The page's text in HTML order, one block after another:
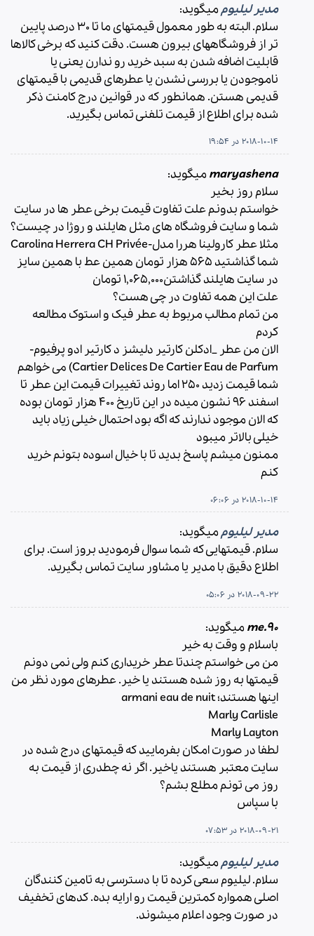
مدیر لیلیوممیگوید:
سلام. البته به طور معمول قیمتهای ما تا ۳۰ درصد پایین
تر از فروشگاههای بیرون هست. دقت کنید که برخی کالاها
قابلیت اضافه شدن به سبد خرید رو ندارن یعنی یا
ناموجودن یا بررسی نشدن یا عطرهای قدیمی با قیمتهای
قدیمی هستن. همانطور که در قوانین درج کامنت ذکر
شده برای اطلاع از قیمت تلفنی تماس بگیرید.
2018-10-14 در 19:54
maryashena میگوید:
سلام روز بخیر
خواستم بدونم علت تفاوت قیمت برخی عطر ها در سایت
شما و سایت فروشگاه های مثل هایلند و روژا در چیست؟
مثلا عطر کارولینا هررا مدل-Carolina Herrera CH Privée
شما گذاشتید 565 هزار تومان همین عط با همین سایز
در سایت هایلند گذاشتن1,065,000 تومان
علت این همه تفاوت در چی هست؟
من تمام مطالب مربوط به عطر فیک و استوک مطالعه
کردم
الان من عطر _ادکلن کارتیر دلیشز د کارتیر ادو پرفیوم-
Cartier Delices De Cartier Eau de Parfum) می خواهم
شما قیمت زدید 250 اما روند تغییرات قیمت این عطر تا
اسفند 96 نشون میده در این تاریخ 400 هزار تومان بوده
که الان موجود ندارند که اگه بود احتمال خیلی زیاد باید
خیلی بالاتر میبود
ممنون میشم پاسخ بدید تا با خیال اسوده بتونم خرید
کنم
2018-10-14 در 06:06
مدیر لیلیوممیگوید:
سلام. قیمتهایی که شما سوال فرمودید بروز است. برای
اطلاع دقیق با مدیر یا مشاور سایت تماس بگیرید.
2018-09-22 در 05:06
me.90 میگوید:
باسلام و وقت به خیر
من می خواستم چندتا عطر خریداری کنم ولی نمی دونم
قیمتها به روز شده هستند یا خیر. عطرهای مورد نظر من
اینها هستند؛ armani eau de nuit
Marly Carlisle
Marly Layton
لطفا در صورت امکان بفرمایید که قیمتهای درج شده در
سایت معتبر هستند یاخیر. اگر نه چطدری از قیمت به
روز می تونم مطلع بشم؟
با سپاس
2018-09-21 در 07:53
مدیر لیلیوممیگوید:
سلام. لیلیوم سعی کرده تا با دسترسی به تامین کنندگان
اصلی همواره کمترین قیمت رو ارایه بده. کدهای تخفیف
در صورت وجود اعلام میشوند.